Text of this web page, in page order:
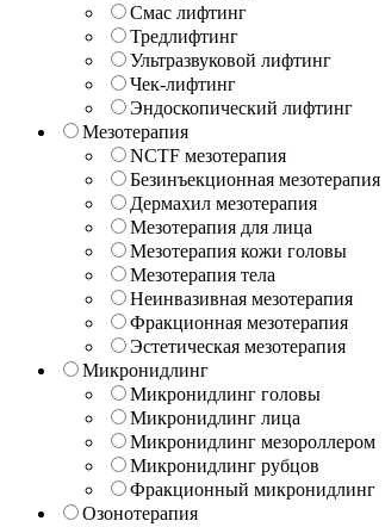
Смас лифтинг
Тредлифтинг
Ультразвуковой лифтинг
Чек-лифтинг
Эндоскопический лифтинг
Мезотерапия
NCTF мезотерапия
Безинъекционная мезотерапия
Дермахил мезотерапия
Мезотерапия для лица
Мезотерапия кожи головы
Мезотерапия тела
Неинвазивная мезотерапия
Фракционная мезотерапия
Эстетическая мезотерапия
Микронидлинг
Микронидлинг головы
Микронидлинг лица
Микронидлинг мезороллером
Микронидлинг рубцов
Фракционный микронидлинг
Озонотерапия